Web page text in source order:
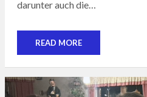
darunter auch die…
READ MORE